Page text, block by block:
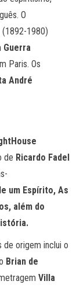
O
(1892-1980)
Guerra
Paris. Os
André
de Ricardo Fadel
um Espírito, As
além do
de origem inclui o
Brian de
Villa